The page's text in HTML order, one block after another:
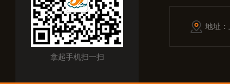
拿起手机扫一扫
地址